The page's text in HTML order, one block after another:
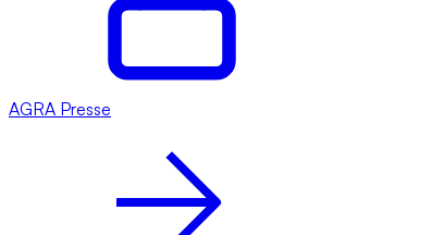
AGRA Presse